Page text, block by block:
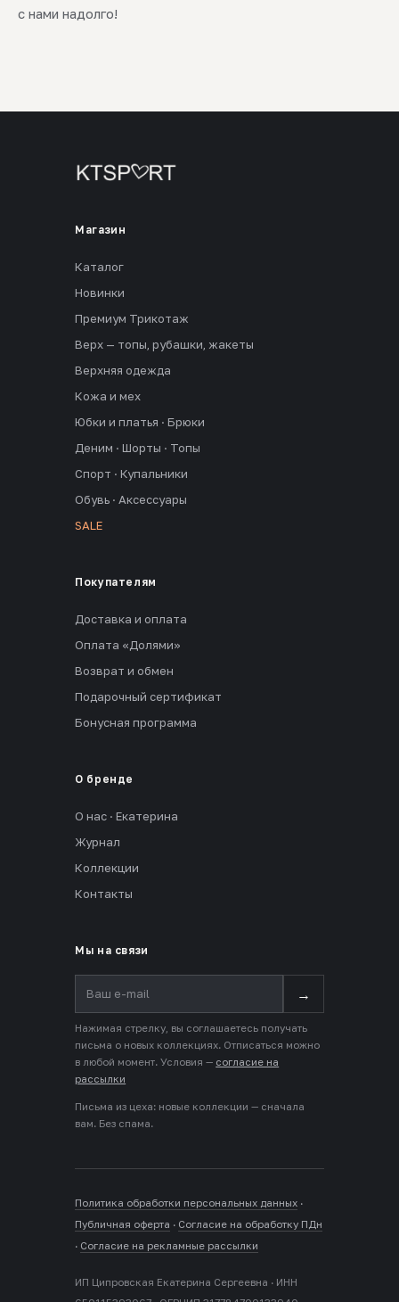
с нами надолго!
Магазин
Каталог
Новинки
Премиум Трикотаж
Верх — топы, рубашки, жакеты
Верхняя одежда
Кожа и мех
Юбки и платья · Брюки
Деним · Шорты · Топы
Спорт · Купальники
Обувь · Аксессуары
SALE
Покупателям
Доставка и оплата
Оплата «Долями»
Возврат и обмен
Подарочный сертификат
Бонусная программа
О бренде
О нас · Екатерина
Журнал
Коллекции
Контакты
Мы на связи
→
Нажимая стрелку, вы соглашаетесь получать
письма о новых коллекциях. Отписаться можно
в любой момент. Условия — согласие на
рассылки
Письма из цеха: новые коллекции — сначала
вам. Без спама.
Политика обработки персональных данных ·
Публичная оферта · Согласие на обработку ПДн
· Согласие на рекламные рассылки
ИП Ципровская Екатерина Сергеевна · ИНН